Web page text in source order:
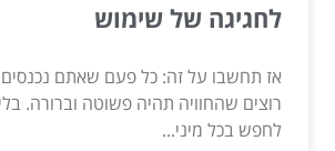
לחגיגה של שימוש
אז תחשבו על זה: כל פעם שאתם
רוצים שהחוויה תהיה פשוטה וברורה.
לחפש בכל מיני...